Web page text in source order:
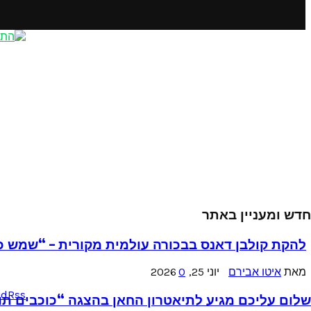
חדש ומעניין באתר
להקת קולבן דאנס בבכורה עולמית מקורית – “שמש
מאת איטו אבירם יוני 25, 2026 0
שלום עליכם מגיע לתיאטרון החאן בהצגה “כוכביםRss